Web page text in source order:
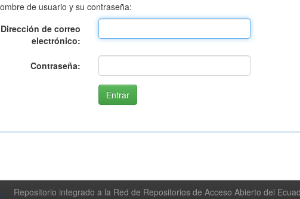
de usuario y su contraseña:
Dirección de correo
electrónico:
Contraseña:
Repositorio integrado a la Red de Repositorios de Acceso Abierto del